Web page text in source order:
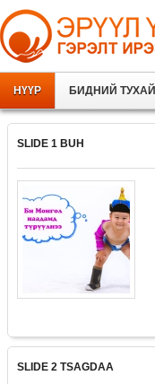
НҮҮР БИДНИЙ ТУХАЙ
SLIDE 1 BUH
SLIDE 2 TSAGDAA